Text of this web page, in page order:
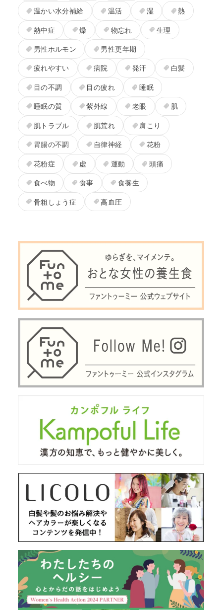
温かい水分補給
温活 湿
熱
熱中症
燥 物忘れ
生理
男性ホルモン
男性更年期
疲れやすい
病院 発汗
白髪
目の不調
目の疲れ
睡眠
睡眠の質
紫外線 老眼
肌
肌トラブル
肌荒れ
肩こり
胃腸の不調
自律神経
花粉
花粉症
虚 運動
頭痛
食べ物
食事
食養生
骨粗しょう症
高血圧